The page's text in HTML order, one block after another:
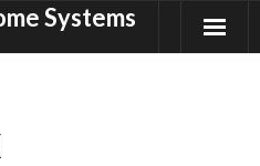
Systems